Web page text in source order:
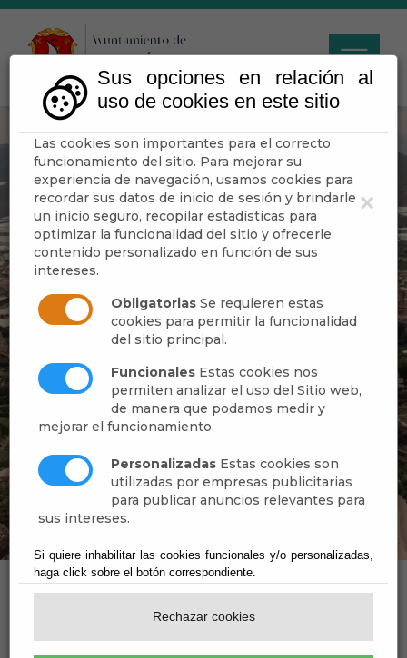
×
Sus opciones en relación al
uso de cookies en este sitio
Las cookies son importantes para el correcto
funcionamiento del sitio. Para mejorar su
experiencia de navegación, usamos cookies para
recordar sus datos de inicio de sesión y brindarle
un inicio seguro, recopilar estadísticas para
optimizar la funcionalidad del sitio y ofrecerle
contenido personalizado en función de sus
intereses.
Obligatorias Se requieren estas
cookies para permitir la funcionalidad
del sitio principal.
Funcionales Estas cookies nos
permiten analizar el uso del Sitio web,
de manera que podamos medir y
mejorar el funcionamiento.
Personalizadas Estas cookies son
utilizadas por empresas publicitarias
para publicar anuncios relevantes para
sus intereses.
Si quiere inhabilitar las cookies funcionales y/o personalizadas,
haga click sobre el botón correspondiente.
Rechazar cookies
Escuchar